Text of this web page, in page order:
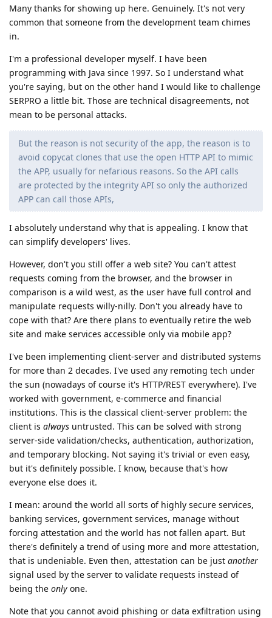
Many thanks for showing up here. Genuinely. It's not very
common that someone from the development team chimes
in.
I'm a professional developer myself. I have been
programming with Java since 1997. So I understand what
you're saying, but on the other hand I would like to challenge
SERPRO a little bit. Those are technical disagreements, not
mean to be personal attacks.
But the reason is not security of the app, the reason is to
avoid copycat clones that use the open HTTP API to mimic
the APP, usually for nefarious reasons. So the API calls
are protected by the integrity API so only the authorized
APP can call those APIs,
I absolutely understand why that is appealing. I know that
can simplify developers' lives.
However, don't you still offer a web site? You can't attest
requests coming from the browser, and the browser in
comparison is a wild west, as the user have full control and
manipulate requests willy-nilly. Don't you already have to
cope with that? Are there plans to eventually retire the web
site and make services accessible only via mobile app?
I've been implementing client-server and distributed systems
for more than 2 decades. I've used any remoting tech under
the sun (nowadays of course it's HTTP/REST everywhere). I've
worked with government, e-commerce and financial
institutions. This is the classical client-server problem: the
client is always untrusted. This can be solved with strong
server-side validation/checks, authentication, authorization,
and temporary blocking. Not saying it's trivial or even easy,
but it's definitely possible. I know, because that's how
everyone else does it.
I mean: around the world all sorts of highly secure services,
banking services, government services, manage without
forcing attestation and the world has not fallen apart. But
there's definitely a trend of using more and more attestation,
that is undeniable. Even then, attestation can be just another
signal used by the server to validate requests instead of
being the only one.
Note that you cannot avoid phishing or data exfiltration using